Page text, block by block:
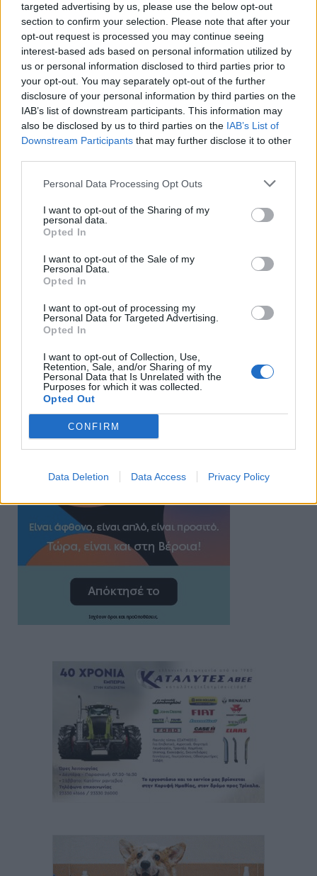
targeted advertising by us, please use the below opt-out
section to confirm your selection. Please note that after your
opt-out request is processed you may continue seeing
interest-based ads based on personal information utilized by
us or personal information disclosed to third parties prior to
your opt-out. You may separately opt-out of the further
disclosure of your personal information by third parties on the
IAB’s list of downstream participants. This information may
also be disclosed by us to third parties on the IAB’s List of
Downstream Participants that may further disclose it to other
Personal Data Processing Opt Outs
I want to opt-out of the Sharing of my
personal data.
Opted In
I want to opt-out of the Sale of my
Personal Data.
Opted In
I want to opt-out of processing my
Personal Data for Targeted Advertising.
Opted In
I want to opt-out of Collection, Use,
Retention, Sale, and/or Sharing of my
Personal Data that Is Unrelated with the
Purposes for which it was collected.
Opted Out
CONFIRM
Data Deletion Data Access Privacy Policy